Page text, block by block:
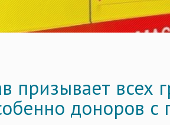
призывает всех
доноров с